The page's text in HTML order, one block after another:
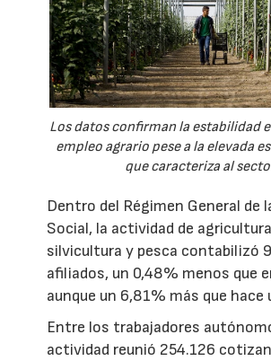
Los datos confirman la estabilidad
empleo agrario pese a la elevada
que caracteriza al
Dentro del Régimen General de
Social, la actividad de
silvicultura y pesca contabilizó
afiliados, un 0,48% menos que
aunque un 6,81% más que hace
Entre los trabajadores
actividad reunió 254.126